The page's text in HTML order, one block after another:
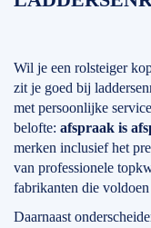
Wil je een rolsteiger
zit je goed bij
met persoonlijke
belofte: afspraak is
merken inclusief het
van professionele
fabrikanten die voldoen
Daarnaast